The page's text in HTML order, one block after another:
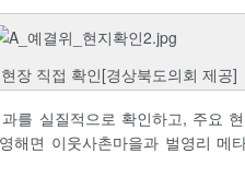
장 직접 확인[경상북도의회 제공]
를 실질적으로 확인하고, 주요
해면 이웃사촌마을과 벌영리 메